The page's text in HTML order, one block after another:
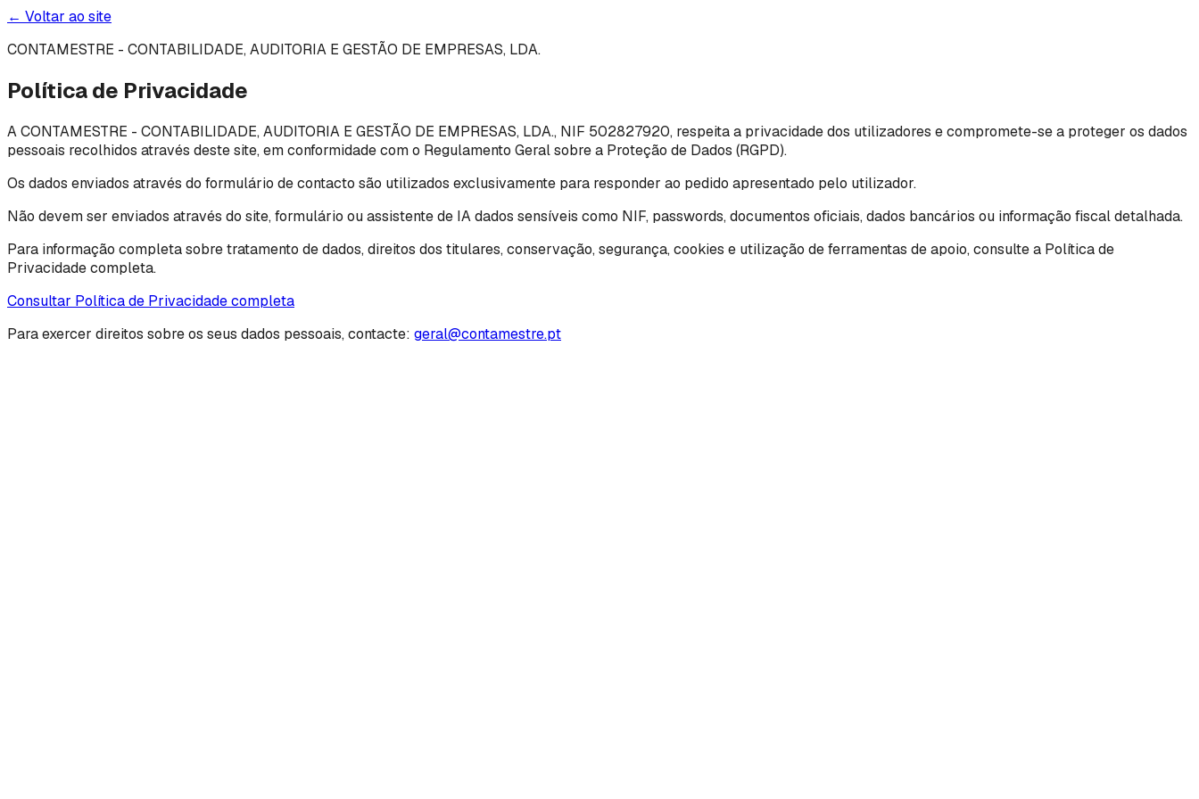
← Voltar ao site
CONTAMESTRE - CONTABILIDADE, AUDITORIA E GESTÃO DE EMPRESAS, LDA.
Política de Privacidade
A CONTAMESTRE - CONTABILIDADE, AUDITORIA E GESTÃO DE EMPRESAS, LDA., NIF 502827920, respeita a privacidade dos utilizadores e compromete-se a proteger os dados
pessoais recolhidos através deste site, em conformidade com o Regulamento Geral sobre a Proteção de Dados (RGPD).
Os dados enviados através do formulário de contacto são utilizados exclusivamente para responder ao pedido apresentado pelo utilizador.
Não devem ser enviados através do site, formulário ou assistente de IA dados sensíveis como NIF, passwords, documentos oficiais, dados bancários ou informação fiscal detalhada.
Para informação completa sobre tratamento de dados, direitos dos titulares, conservação, segurança, cookies e utilização de ferramentas de apoio, consulte a Política de
Privacidade completa.
Consultar Política de Privacidade completa
Para exercer direitos sobre os seus dados pessoais, contacte: geral@contamestre.pt